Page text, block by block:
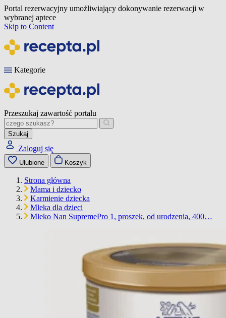
Portal rezerwacyjny umożliwiający dokonywanie rezerwacji w
wybranej aptece
Skip to Content
Kategorie
Przeszukaj zawartość portalu
Szukaj
Zaloguj się
Ulubione Koszyk
Strona główna
Mama i dziecko
Karmienie dziecka
Mleka dla dzieci
Mleko Nan SupremePro 1, proszek, od urodzenia, 400…